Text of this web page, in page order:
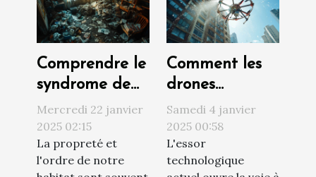
Comprendre le
syndrome de
Diogène et ses
impacts sur
l'habitat
Mercredi 22 janvier
2025 02:15
La propreté et
l'ordre de notre
Comment les
drones
révolutionnent
le nettoyage
extérieur des
bâtiments
Samedi 4 janvier
2025 00:58
L'essor
technologique